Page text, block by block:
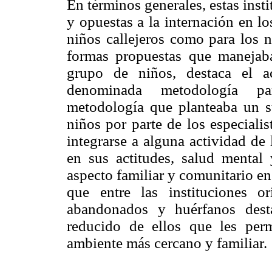
En términos generales, estas
y opuestas a la internación en
niños callejeros como para los
formas propuestas que
grupo de niños, destaca el
denominada metodología
metodología que planteaba un
niños por parte de los
integrarse a alguna actividad
en sus actitudes, salud
aspecto familiar y comunitario
que entre las instituciones
abandonados y huérfanos
reducido de ellos que les
ambiente más cercano y familiar.